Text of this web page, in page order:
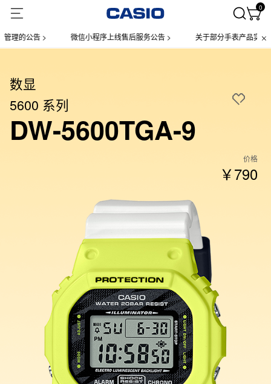
0
的公告 > 微信小程序上线售后服务公告 > 关于部分手表产品实施【
数显
5600 系列
DW-5600TGA-9
价格
￥790